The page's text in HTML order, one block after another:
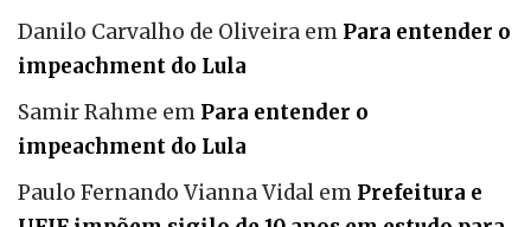
Danilo Carvalho de Oliveira em Para entender o
impeachment do Lula
Samir Rahme em Para entender o
impeachment do Lula
Paulo Fernando Vianna Vidal em Prefeitura e